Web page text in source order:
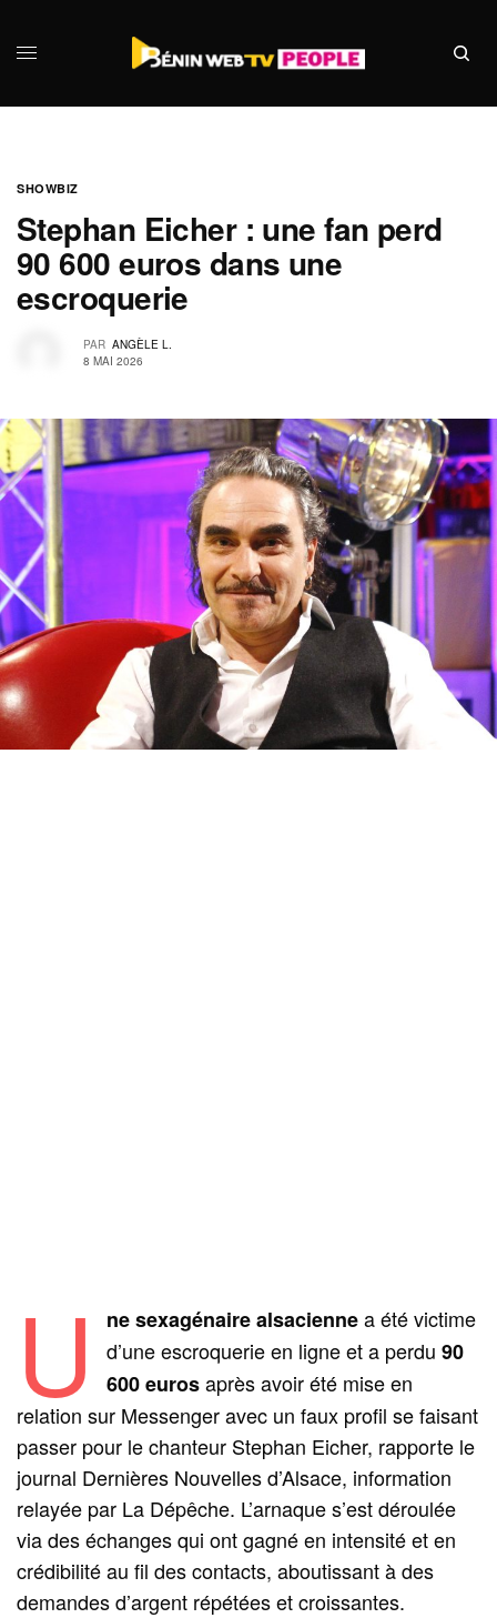
SHOWBIZ
Stephan Eicher : une fan perd
90 600 euros dans une
escroquerie
PAR ANGÈLE L.
8 MAI 2026
U ne sexagénaire alsaciennea été victime
d’une escroquerie en ligne et a perdu 90
600 eurosaprès avoir été mise en
relation sur Messenger avec un faux profil se faisant
passer pour le chanteur Stephan Eicher, rapporte le
journal Dernières Nouvelles d’Alsace, information
relayée par La Dépêche. L’arnaque s’est déroulée
via des échanges qui ont gagné en intensité et en
crédibilité au fil des contacts, aboutissant à des
demandes d’argent répétées et croissantes.